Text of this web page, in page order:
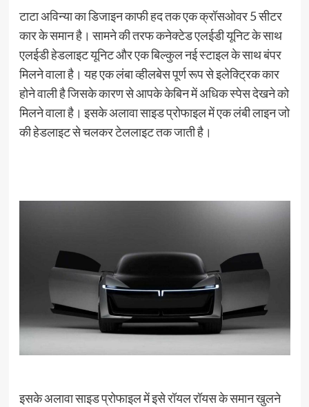
टाटा अविन्या का डिजाइन काफी हद तक एक क्रॉसओवर 5 सीटर
कार के समान है। सामने की तरफ कनेक्टेड एलईडी यूनिट के साथ
एलईडी हेडलाइट यूनिट और एक बिल्कुल नई स्टाइल के साथ बंपर
मिलने वाला है। यह एक लंबा व्हीलबेस पूर्ण रूप से इलेक्ट्रिक कार
होने वाली है जिसके कारण से आपके केबिन में अधिक स्पेस देखने को
मिलने वाला है। इसके अलावा साइड प्रोफाइल में एक लंबी लाइन जो
की हेडलाइट से चलकर टेललाइट तक जाती है।
इसके अलावा साइड प्रोफाइल में इसे रॉयल रॉयस के समान खुलने